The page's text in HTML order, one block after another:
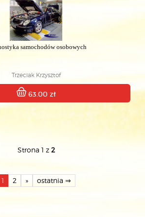
samochodów osobowych
Trzeciak Krzysztof
63.00 zł
Strona 1 z 2
1 2 » ostatnia ⇒